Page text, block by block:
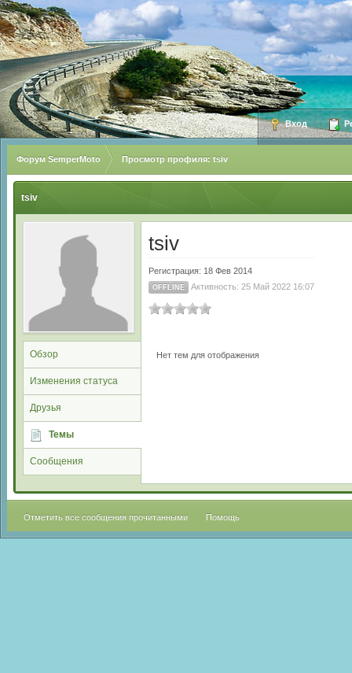
Вход
Форум SemperMoto Просмотр профиля: tsiv
tsiv
Обзор
Изменения статуса
Друзья
Темы
Сообщения
tsiv
Регистрация: 18 Фев 2014
OFFLINE Активность: 25 Май 2022 16:07
Нет тем для отображения
Отметить все сообщения прочитанными Помощь